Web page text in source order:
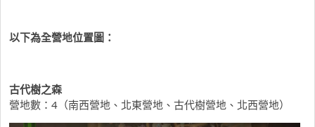
以下為全營地位置圖：
古代樹之森
營地數：4（南西營地、北東營地、古代樹營地、北西營地）